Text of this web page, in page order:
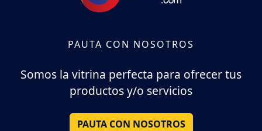
PAUTA CON NOSOTROS
Somos la vitrina perfecta para ofrecer tus
productos y/o servicios
PAUTA CON NOSOTROS